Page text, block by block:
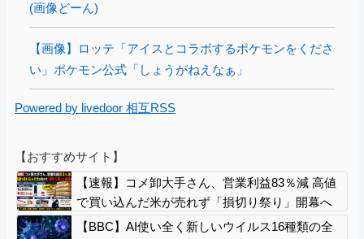
(画像どーん)
【画像】ロッテ「アイスとコラボするポケモンをくださ
い」ポケモン公式「しょうがねえなぁ」
Powered by livedoor 相互RSS
【おすすめサイト】
【速報】コメ卸大手さん、営業利益83％減 高値
で買い込んだ米が売れず「損切り祭り」開幕へ
【BBC】AI使い全く新しいウイルス16種類の全